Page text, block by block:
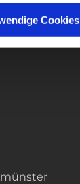
Cookies